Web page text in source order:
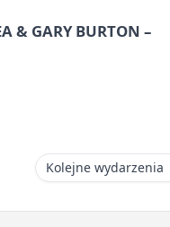
& GARY BURTON –
Kolejne wydarzenia